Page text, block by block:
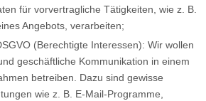
für vorvertragliche Tätigkeiten, wie z. B.
Angebots, verarbeiten;
(Berechtigte Interessen): Wir wollen
geschäftliche Kommunikation in einem
betreiben. Dazu sind gewisse
wie z. B. E-Mail-Programme,